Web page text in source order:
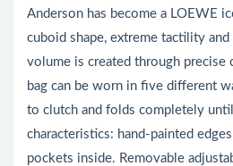
Anderson has become a LOEWE
cuboid shape, extreme tactility
volume is created through precise
bag can be worn in five different
to clutch and folds completely
characteristics: hand-painted
pockets inside. Removable